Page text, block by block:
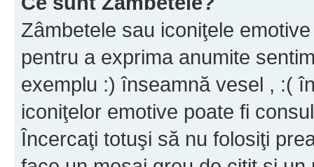
Zâmbetele sau iconiţele
pentru a exprima anumite
exemplu :) înseamnă vesel , :(
iconiţelor emotive poate fi
Încercaţi totuşi să nu folosiţi